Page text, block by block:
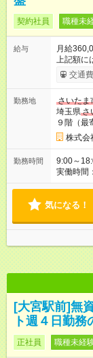
契約社員 職種未
給与
月給
上記額に
ます。
※経験・
ます。 ※
務手当」の加算支
／ 1年間
務いただ
月収100
収1600万
を身につ
用期間な
交通
勤務地
さいたま
埼玉県さ
９階（最
株式会
勤務時間
9:00～
実働時間
う、調整
気になる！
[大宮駅前]無
ト週４日勤
正社員 職種未経